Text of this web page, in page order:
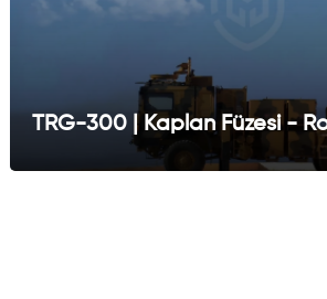
TRG-300 | Kaplan Füzesi -